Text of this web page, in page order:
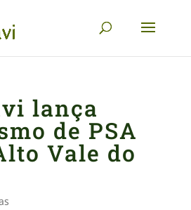
lança
de PSA
Vale do